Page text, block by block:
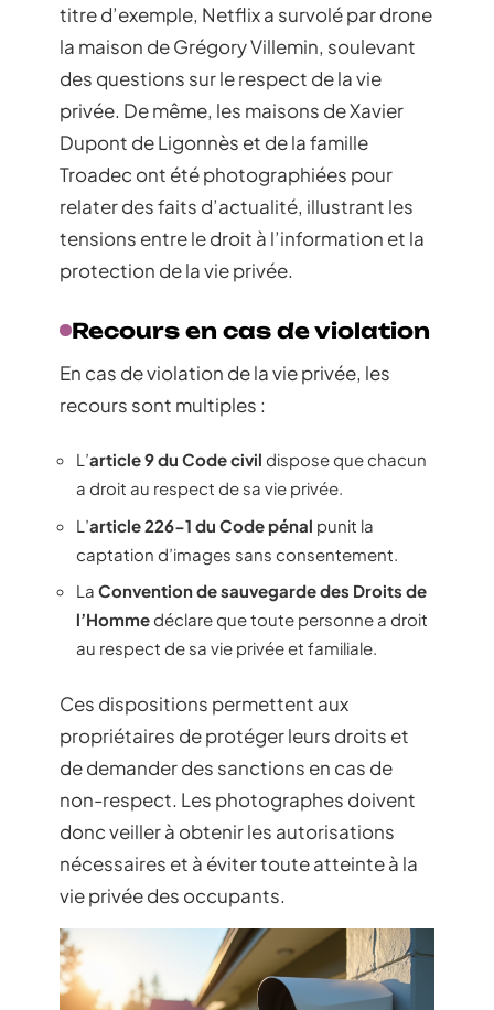
titre d’exemple, Netflix a survolé par drone
la maison de Grégory Villemin, soulevant
des questions sur le respect de la vie
privée. De même, les maisons de Xavier
Dupont de Ligonnès et de la famille
Troadec ont été photographiées pour
relater des faits d’actualité, illustrant les
tensions entre le droit à l’information et la
protection de la vie privée.
Recours en cas de violation
En cas de violation de la vie privée, les
recours sont multiples :
L’article 9 du Code civil dispose que chacun
a droit au respect de sa vie privée.
L’article 226-1 du Code pénal punit la
captation d’images sans consentement.
La Convention de sauvegarde des Droits de
l’Hommedéclare que toute personne a droit
au respect de sa vie privée et familiale.
Ces dispositions permettent aux
propriétaires de protéger leurs droits et
de demander des sanctions en cas de
non-respect. Les photographes doivent
donc veiller à obtenir les autorisations
nécessaires et à éviter toute atteinte à la
vie privée des occupants.